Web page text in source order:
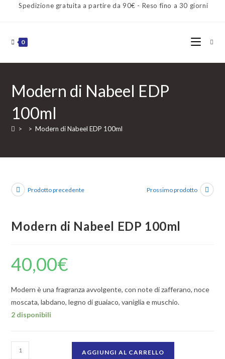
Spedizione gratuita a partire da 90€ - Reso fino a 30 giorni
0
Modern di Nabeel EDP
100ml
> > Modern di Nabeel EDP 100ml
Prodotto precedente Prossimo prodotto
Modern di Nabeel EDP 100ml
40,00€
Modern è una fragranza avvolgente, con note di zafferano, noce
moscata, labdano, legno di guaiaco, vaniglia e muschio.
2 disponibili
AGGIUNGI AL CARRELLO